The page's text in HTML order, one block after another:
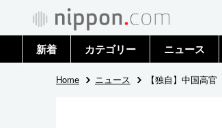
新着 カテゴリー
政治・外交
ニュース
トップ
Home ニュース 【独自】中国高